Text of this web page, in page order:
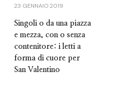
23 GENNAIO 2019
Singoli o da una piazza
e mezza, con o senza
contenitore: i letti a
forma di cuore per
San Valentino